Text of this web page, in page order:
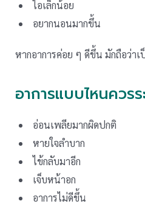
ไอเล็กน้อย
อยากนอนมากขึ้น
หากอาการค่อย ๆ ดีขึ้น มักถือว่า
อาการแบบไหนควรร
อ่อนเพลียมากผิดปกติ
หายใจลำบาก
ไข้กลับมาอีก
เจ็บหน้าอก
อาการไม่ดีขึ้น